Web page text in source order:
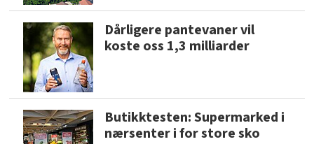
Dårligere pantevaner vil
koste oss 1,3 milliarder
Butikktesten: Supermarked i
nærsenter i for store sko